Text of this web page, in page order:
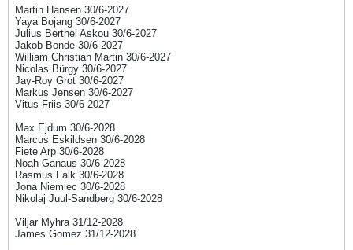
Martin Hansen 30/6-2027
Yaya Bojang 30/6-2027
Julius Berthel Askou 30/6-2027
Jakob Bonde 30/6-2027
William Christian Martin 30/6-2027
Nicolas Bürgy 30/6-2027
Jay-Roy Grot 30/6-2027
Markus Jensen 30/6-2027
Vitus Friis 30/6-2027
Max Ejdum 30/6-2028
Marcus Eskildsen 30/6-2028
Fiete Arp 30/6-2028
Noah Ganaus 30/6-2028
Rasmus Falk 30/6-2028
Jona Niemiec 30/6-2028
Nikolaj Juul-Sandberg 30/6-2028
Viljar Myhra 31/12-2028
James Gomez 31/12-2028​​